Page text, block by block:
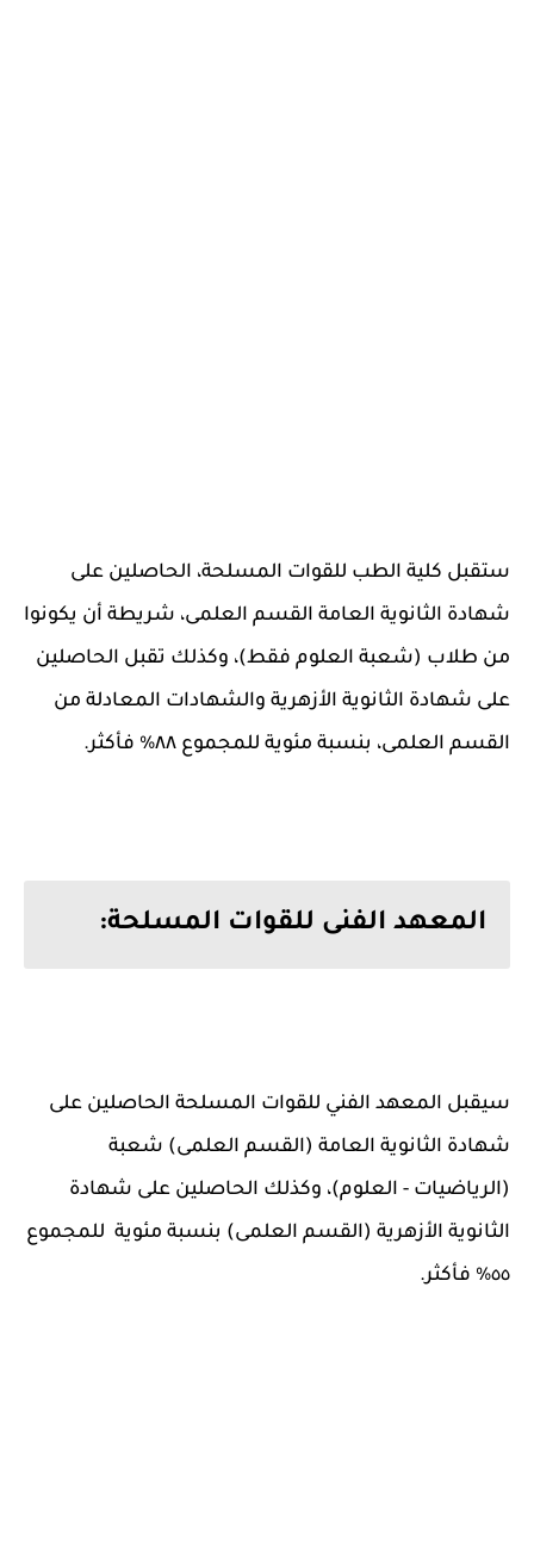
ستقبل كلية الطب للقوات المسلحة، الحاصلين على
شهادة الثانوية العامة القسم العلمى، شريطة أن يكونوا
من طلاب (شعبة العلوم ‏فقط)، وكذلك تقبل الحاصلين
على شهادة الثانوية الأزهرية والشهادات المعادلة من
القسم العلمى، ‏بنسبة مئوية للمجموع ٨٨% فأكثر.
المعهد الفنى للقوات المسلحة:
سيقبل المعهد الفني للقوات المسلحة الحاصلين على
شهادة الثانوية العامة (القسم العلمى) شعبة
‏‏(الرياضيات - العلوم)، وكذلك الحاصلين على شهادة
الثانوية الأزهرية (القسم العلمى) بنسبة ‏مئوية للمجموع
٥٥% فأكثر.‏